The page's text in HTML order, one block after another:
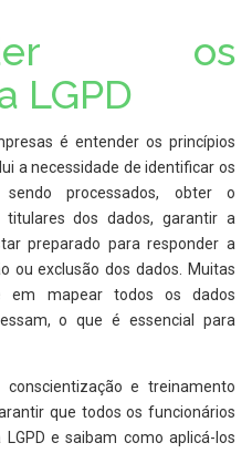
os
LGPD
é entender os princípios
a necessidade de identificar os
processados, obter o
titulares dos dados, garantir a
preparado para responder a
ou exclusão dos dados. Muitas
em mapear todos os dados
o que é essencial para
e treinamento
que todos os funcionários
e saibam como aplicá-los